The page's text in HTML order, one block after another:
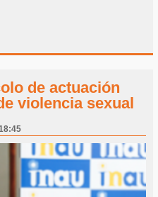
de actuación
violencia sexual